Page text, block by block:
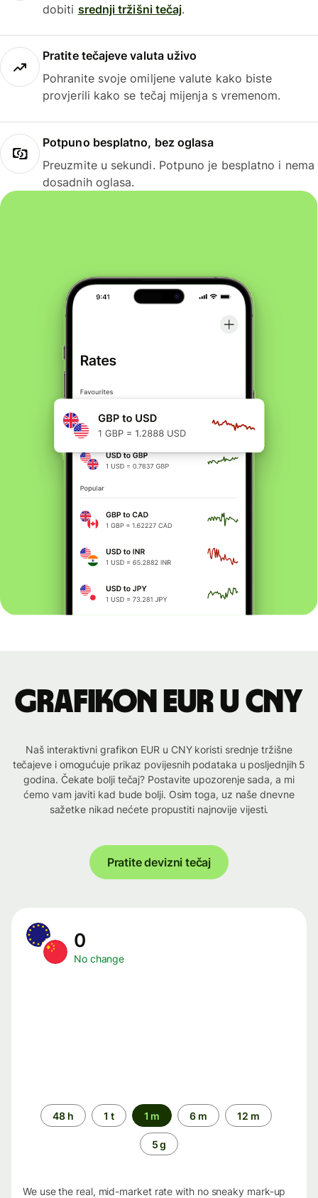
dobiti srednji tržišni tečaj.
Pratite tečajeve valuta uživo
Pohranite svoje omiljene valute kako biste
provjerili kako se tečaj mijenja s vremenom.
Potpuno besplatno, bez oglasa
Preuzmite u sekundi. Potpuno je besplatno i nema
dosadnih oglasa.
Grafikon EUR u CNY
Naš interaktivni grafikon EUR u CNY koristi srednje tržišne
tečajeve i omogućuje prikaz povijesnih podataka u posljednjih 5
godina. Čekate bolji tečaj? Postavite upozorenje sada, a mi
ćemo vam javiti kad bude bolji. Osim toga, uz naše dnevne
sažetke nikad nećete propustiti najnovije vijesti.
Pratite devizni tečaj
0
No change
Time
period
48 h 1 t 1 m 6 m 12 m
5 g
We use the real, mid-market rate with no sneaky mark-up